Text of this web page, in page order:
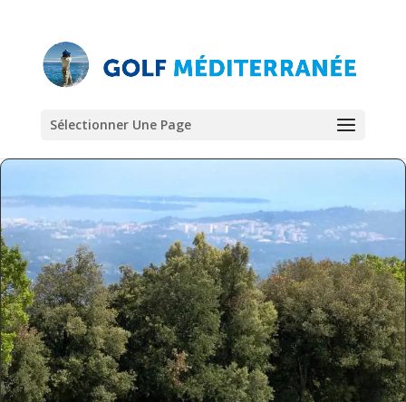
Sélectionner Une Page